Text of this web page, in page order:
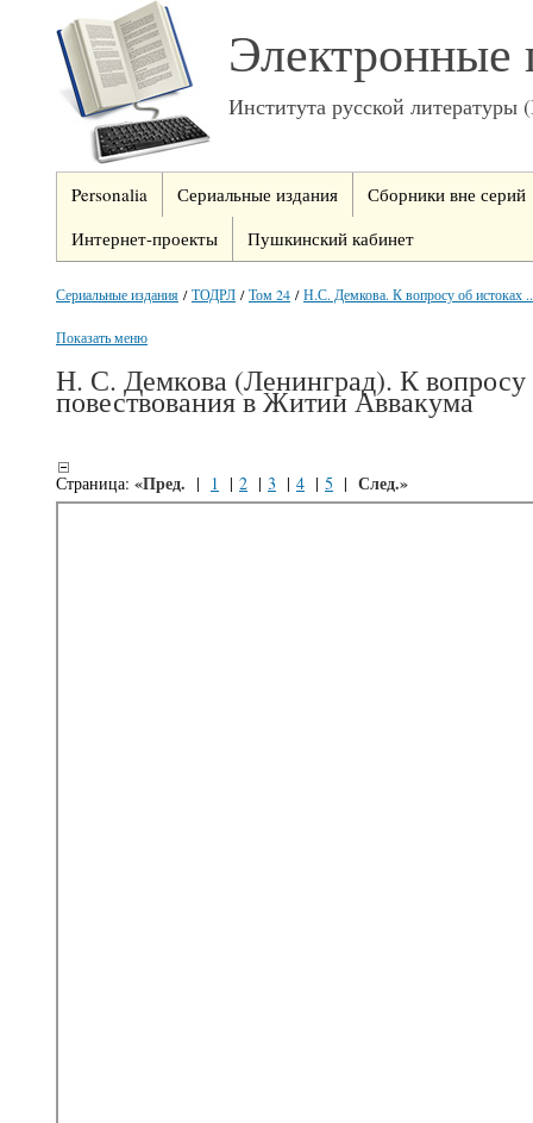
Электронные
Института русской
Personalia Сериальные издания
Сборники вне серий
Интернет-проекты
Пушкинский кабинет
Сериальные издания /ТОДРЛ /Том 24 /Н.С. Демкова. К вопросу об истоках
Показать меню
Н. С. Демкова (Ленинград). К вопросу
повествования в Житии Аввакума
Страница: «Пред. | 1 | 2 | 3 | 4 | 5 | След.»